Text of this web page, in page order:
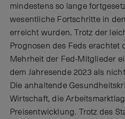
mindestens so lange
wesentliche Fortschritte in
erreicht wurden. Trotz der
Prognosen des Feds erachtet
Mehrheit der Fed-Mitglieder
dem Jahresende 2023 als
Die anhaltende
Wirtschaft, die
Preisentwicklung. Trotz des